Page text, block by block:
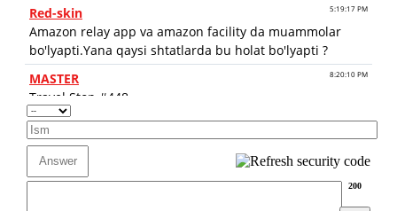
200